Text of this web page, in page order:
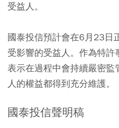
受益人。
國泰投信預計會在6月23日
受影響的受益人。作為特
表示在過程中會持續嚴密
人的權益都得到充分維護。
國泰投信聲明稿